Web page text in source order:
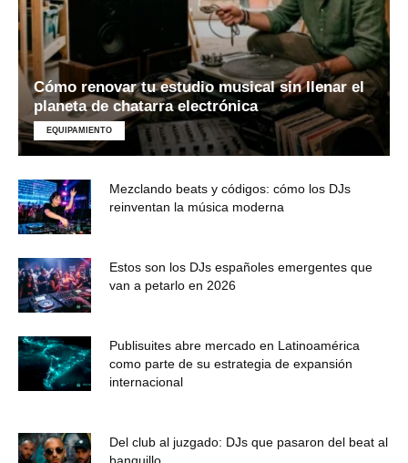
Cómo renovar tu estudio musical sin llenar el
planeta de chatarra electrónica
EQUIPAMIENTO
Mezclando beats y códigos: cómo los DJs
reinventan la música moderna
Estos son los DJs españoles emergentes que
van a petarlo en 2026
Publisuites abre mercado en Latinoamérica
como parte de su estrategia de expansión
internacional
Del club al juzgado: DJs que pasaron del beat al